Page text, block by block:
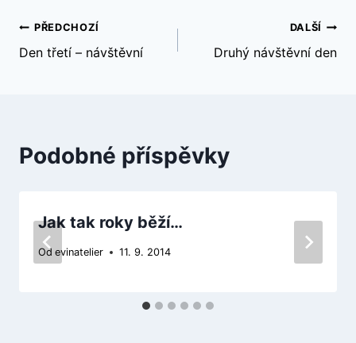
Navigace
pro
PŘEDCHOZÍ
Den třetí – návštěvní
DALŠÍ
Druhý návštěvní den
Podobné příspěvky
Jak tak roky běží…
Od evinatelier 11. 9. 2014